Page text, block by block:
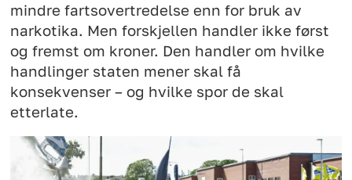
mindre fartsovertredelse enn for bruk av
narkotika. Men forskjellen handler ikke først
og fremst om kroner. Den handler om hvilke
handlinger staten mener skal få
konsekvenser – og hvilke spor de skal
etterlate.